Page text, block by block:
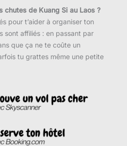
chutes de Kuang Si au Laos ?
pour t’aider à organiser ton
sont affiliés : en passant par
que ça ne te coûte un
tu grattes même une petite